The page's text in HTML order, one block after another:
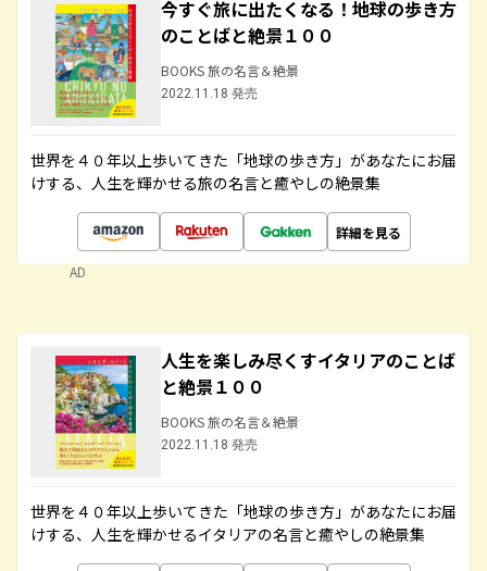
今すぐ旅に出たくなる！地球の歩き方
のことばと絶景１００
BOOKS 旅の名言＆絶景
2022.11.18 発売
世界を４０年以上歩いてきた「地球の歩き方」があなたにお届
けする、人生を輝かせる旅の名言と癒やしの絶景集
詳細を見る
AD
人生を楽しみ尽くすイタリアのことば
と絶景１００
BOOKS 旅の名言＆絶景
2022.11.18 発売
世界を４０年以上歩いてきた「地球の歩き方」があなたにお届
けする、人生を輝かせるイタリアの名言と癒やしの絶景集